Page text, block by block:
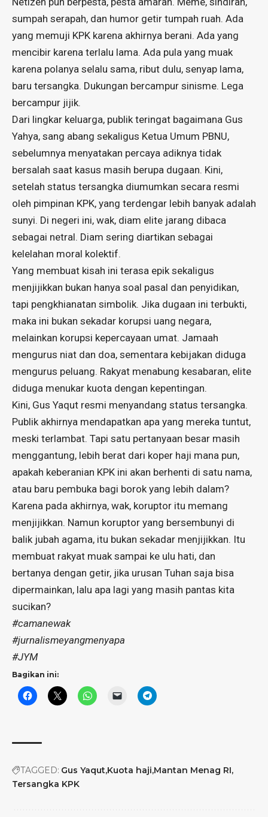
sumpah serapah, dan humor getir tumpah ruah. Ada
yang memuji KPK karena akhirnya berani. Ada yang
mencibir karena terlalu lama. Ada pula yang muak
karena polanya selalu sama, ribut dulu, senyap lama,
baru tersangka. Dukungan bercampur sinisme. Lega
bercampur jijik.
Dari lingkar keluarga, publik teringat bagaimana Gus
Yahya, sang abang sekaligus Ketua Umum PBNU,
sebelumnya menyatakan percaya adiknya tidak
bersalah saat kasus masih berupa dugaan. Kini,
setelah status tersangka diumumkan secara resmi
oleh pimpinan KPK, yang terdengar lebih banyak adalah
sunyi. Di negeri ini, wak, diam elite jarang dibaca
sebagai netral. Diam sering diartikan sebagai
kelelahan moral kolektif.
Yang membuat kisah ini terasa epik sekaligus
menjijikkan bukan hanya soal pasal dan penyidikan,
tapi pengkhianatan simbolik. Jika dugaan ini terbukti,
maka ini bukan sekadar korupsi uang negara,
melainkan korupsi kepercayaan umat. Jamaah
mengurus niat dan doa, sementara kebijakan diduga
mengurus peluang. Rakyat menabung kesabaran, elite
diduga menukar kuota dengan kepentingan.
Kini, Gus Yaqut resmi menyandang status tersangka.
Publik akhirnya mendapatkan apa yang mereka tuntut,
meski terlambat. Tapi satu pertanyaan besar masih
menggantung, lebih berat dari koper haji mana pun,
apakah keberanian KPK ini akan berhenti di satu nama,
atau baru pembuka bagi borok yang lebih dalam?
Karena pada akhirnya, wak, koruptor itu memang
menjijikkan. Namun koruptor yang bersembunyi di
balik jubah agama, itu bukan sekadar menjijikkan. Itu
membuat rakyat muak sampai ke ulu hati, dan
bertanya dengan getir, jika urusan Tuhan saja bisa
dipermainkan, lalu apa lagi yang masih pantas kita
sucikan?
#camanewak
#jurnalismeyangmenyapa
#JYM
Bagikan ini:
TAGGED: Gus Yaqut Kuota haji Mantan Menag RI
Tersangka KPK